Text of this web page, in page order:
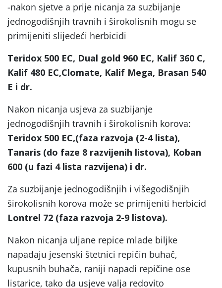
-nakon sjetve a prije nicanja za suzbijanje
jednogodišnjih travnih i širokolisnih mogu se
primijeniti slijedeći herbicidi
Teridox 500 EC, Dual gold 960 EC, Kalif 360 C,
Kalif 480 EC,Clomate, Kalif Mega, Brasan 540
E i dr.
Nakon nicanja usjeva za suzbijanje
jednogodišnjih travnih i širokolisnih korova:
Teridox 500 EC,(faza razvoja (2-4 lista),
Tanaris (do faze 8 razvijenih listova), Koban
600 (u fazi 4 lista razvijena) i dr.
Za suzbijanje jednogodišnjih i višegodišnjih
širokolisnih korova može se primijeniti herbicid
Lontrel 72 (faza razvoja 2-9 listova).
Nakon nicanja uljane repice mlade biljke
napadaju jesenski štetnici repičin buhač,
kupusnih buhača, raniji napadi repičine ose
listarice, tako da usjeve valja redovito